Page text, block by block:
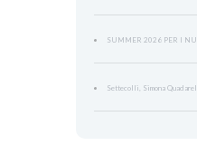
SUMMER 2026 PER I
Settecolli, Simona